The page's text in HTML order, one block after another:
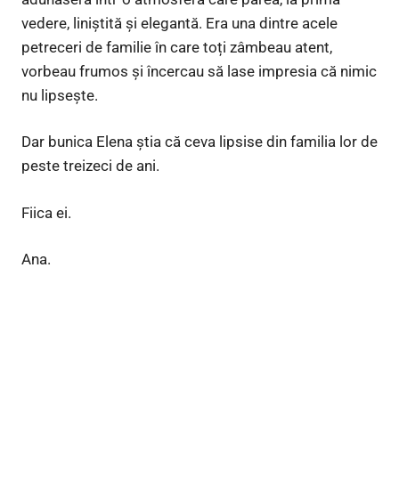
vedere, liniștită și elegantă. Era una dintre acele
petreceri de familie în care toți zâmbeau atent,
vorbeau frumos și încercau să lase impresia că nimic
nu lipsește.
Dar bunica Elena știa că ceva lipsise din familia lor de
peste treizeci de ani.
Fiica ei.
Ana.